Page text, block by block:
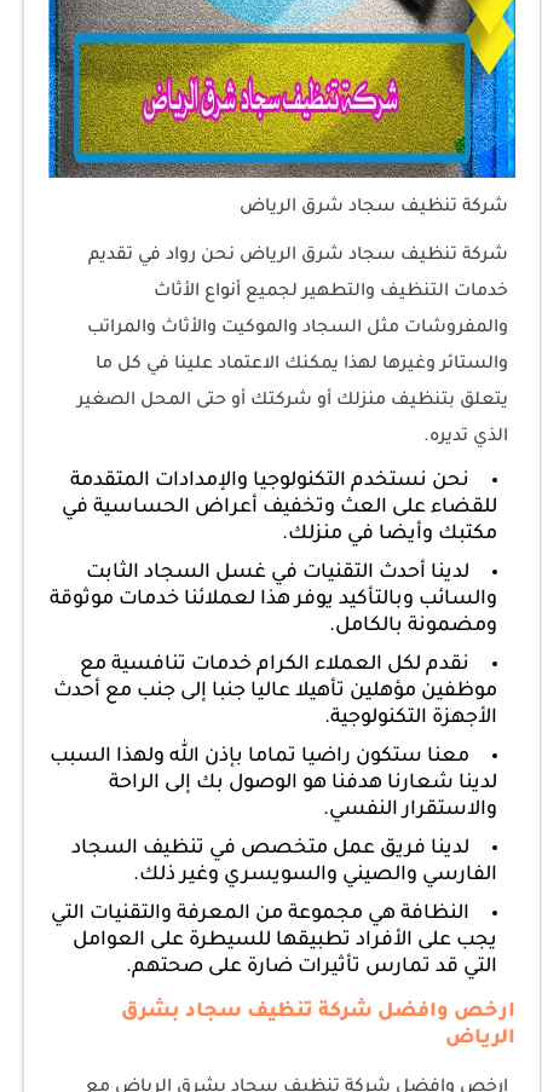
شركة تنظيف سجاد شرق الرياض
شركة تنظيف سجاد شرق الرياض نحن رواد في تقديم
خدمات التنظيف والتطهير لجميع أنواع الأثاث
والمفروشات مثل السجاد والموكيت والأثاث والمراتب
والستائر وغيرها لهذا يمكنك الاعتماد علينا في كل ما
يتعلق بتنظيف منزلك أو شركتك أو حتى المحل الصغير
الذي تديره.
نحن نستخدم التكنولوجيا والإمدادات المتقدمة
للقضاء على العث وتخفيف أعراض الحساسية في
مكتبك وأيضا في منزلك.
لدينا أحدث التقنيات في غسل السجاد الثابت
والسائب وبالتأكيد يوفر هذا لعملائنا خدمات موثوقة
ومضمونة بالكامل.
نقدم لكل العملاء الكرام خدمات تنافسية مع
موظفين مؤهلين تأهيلا عاليا جنبا إلى جنب مع أحدث
الأجهزة التكنولوجية.
معنا ستكون راضيا تماما بإذن الله ولهذا السبب
لدينا شعارنا هدفنا هو الوصول بك إلى الراحة
والاستقرار النفسي.
لدينا فريق عمل متخصص في تنظيف السجاد
الفارسي والصيني والسويسري وغير ذلك.
النظافة هي مجموعة من المعرفة والتقنيات التي
يجب على الأفراد تطبيقها للسيطرة على العوامل
التي قد تمارس تأثيرات ضارة على صحتهم.
ارخص وافضل شركة تنظيف سجاد بشرق
الرياض
ارخص وافضل شركة تنظيف سجاد بشرق الرياض مع